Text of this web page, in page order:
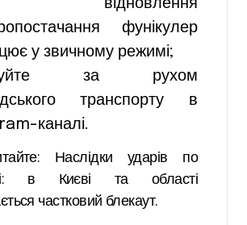
відновлення
фунікулер
у звичному режимі;
за рухом
транспорту в
каналі.
Наслідки ударів по
в Києві та області
частковий блекаут.